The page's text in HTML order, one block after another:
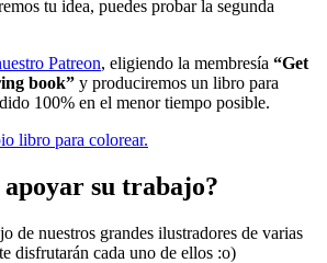
tu idea, puedes probar la segunda
Patreon, eligiendo la membresía “Get
book” y produciremos un libro para
100% en el menor tiempo posible.
libro para colorear.
apoyar su trabajo?
de nuestros grandes ilustradores de varias
disfrutarán cada uno de ellos :o)